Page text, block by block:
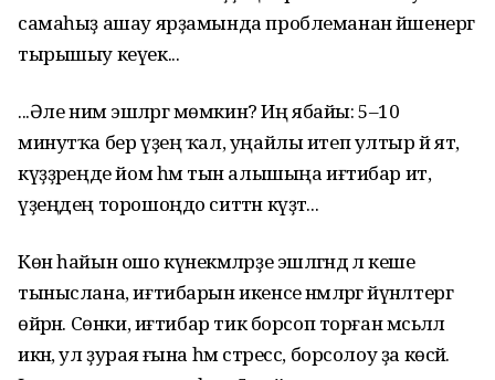
самаһыҙ ашау ярҙамында проблеманан йәшенергә
тырышыу кеүек...
...Әле нимә эшләргә мөмкин? Иң ябайы: 5–10
минутҡа бер үҙең ҡал, уңайлы итеп ултыр йә ят,
күҙҙәреңде йом һәм тын алышыңа иғтибар ит,
үҙеңдең торошоңдо ситтән күҙәт...
Көн һайын ошо күнекмәләрҙе эшләгәндә лә кеше
тыныслана, иғтибарын икенсе нәмәләргә йүнәлтергә
өйрәнә. Сөнки, иғтибар тик борсоп торған мәсьәләлә
икән, ул ҙурая ғына һәм стресс, борсолоу ҙа көсәйә.